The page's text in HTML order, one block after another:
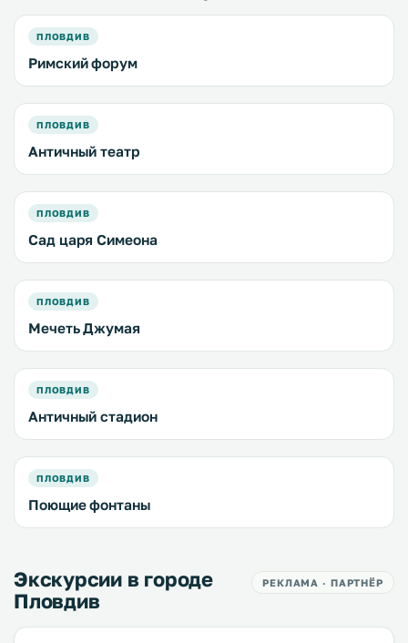
ПЛОВДИВ
Римский форум
ПЛОВДИВ
Античный театр
ПЛОВДИВ
Сад царя Симеона
ПЛОВДИВ
Мечеть Джумая
ПЛОВДИВ
Античный стадион
ПЛОВДИВ
Поющие фонтаны
Экскурсии в городе
Пловдив
РЕКЛАМА · ПАРТНЁР